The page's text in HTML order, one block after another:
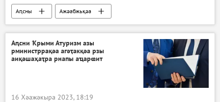
Аԥсны Ажәабжьқәа
Аԥсни Ҟрыми Атуризм азы
рминистррақәа агәҭакқәа рзы
аиқәшаҳаҭра рнапы аҵарҩит
16 Хәажәкыра 2023, 18:19